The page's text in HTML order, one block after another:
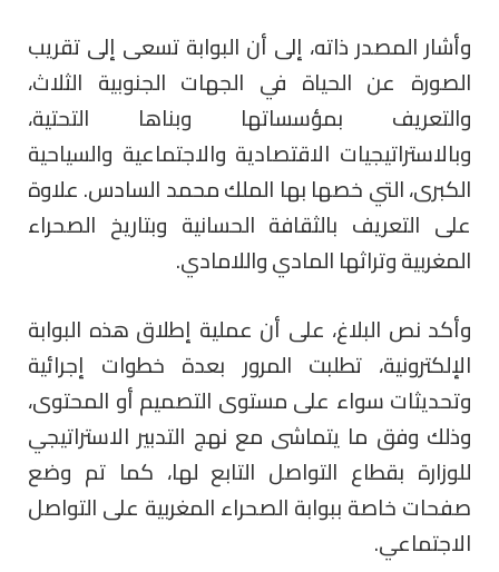
وأشار المصدر ذاته، إلى أن البوابة تسعى إلىتقريب
الصورة عن الحياة في الجهات الجنوبية الثلاث،
والتعريف بمؤسساتها وبناها التحتية،
وبالاستراتيجيات الاقتصادية والاجتماعية والسياحية
الكبرى، التي خصها بها الملك محمد السادس. علاوة
على التعريف بالثقافة الحسانية وبتاريخ الصحراء
المغربية وتراثها المادي واللامادي.
وأكد نص البلاغ، على أن عملية إطلاق هذه البوابة
الإلكترونية، تطلبت المرور بعدة خطوات إجرائية
وتحديثات سواء على مستوى التصميم أو المحتوى،
وذلك وفق ما يتماشى مع نهج التدبير الاستراتيجي
للوزارة بقطاع التواصل التابع لها، كماتم وضع
صفحات خاصة ببوابة الصحراء المغربية على التواصل
الاجتماعي.